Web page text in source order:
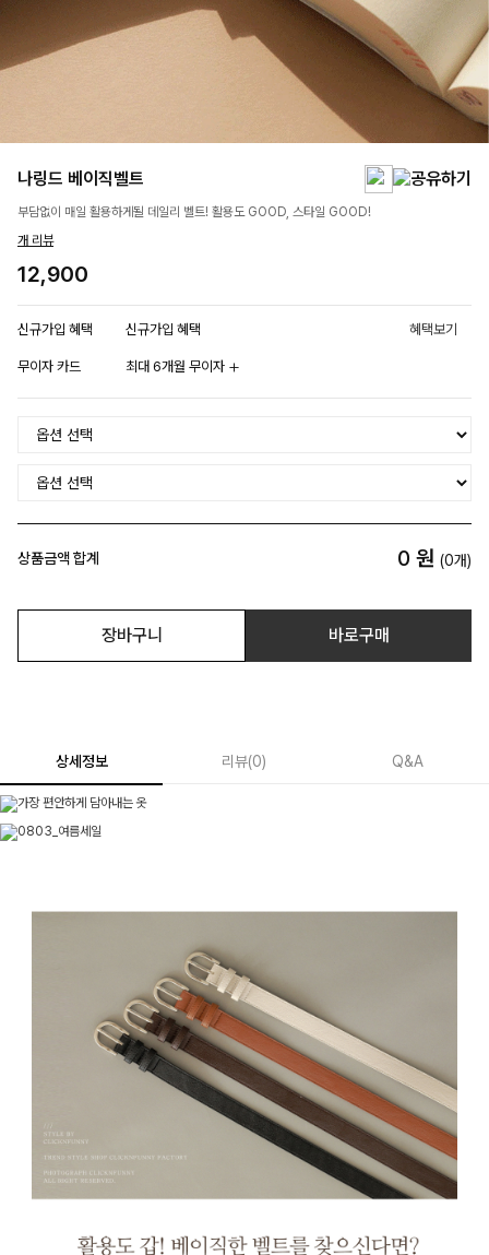
나링드 베이직벨트
부담없이 매일 활용하게될 데일리 벨트! 활용도 GOOD, 스타일 GOOD!
개 리뷰
12,900
신규가입 혜택 신규가입 혜택 혜택보기
무이자 카드 최대 6개월 무이자
상품금액 합계 0 원 (0개)
장바구니 바로구매
상세정보 리뷰(0) Q&A